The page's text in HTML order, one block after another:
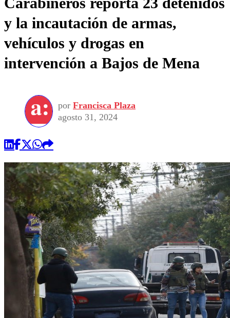
y la incautación de armas,
vehículos y drogas en
intervención a Bajos de Mena
por Francisca Plaza
agosto 31, 2024